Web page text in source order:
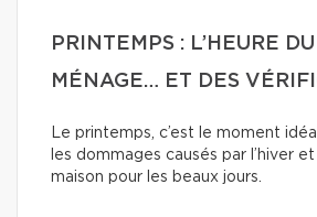
PRINTEMPS : L’HEURE
MÉNAGE… ET DES
Le printemps, c’est le moment
les dommages causés par l’hiver
maison pour les beaux jours.